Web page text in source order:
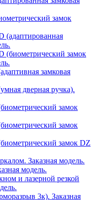
замок
(адаптированная
(биометрический замок
замковая
дверная ручка).
замок
замок
замок DZ
Заказная модель.
модель.
и лазерной резкой
3к). Заказная